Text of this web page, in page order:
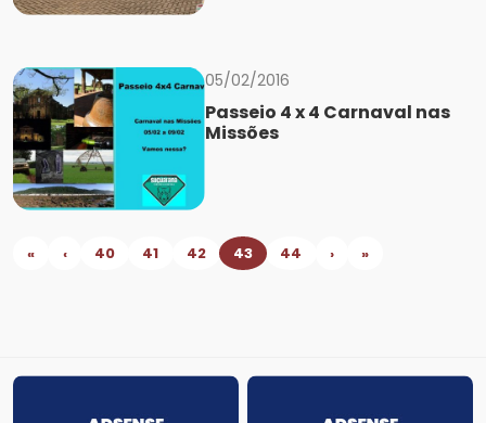
05/02/2016
Passeio 4 x 4 Carnaval nas
Missões
« ‹ 40 41 42 43 44 › »